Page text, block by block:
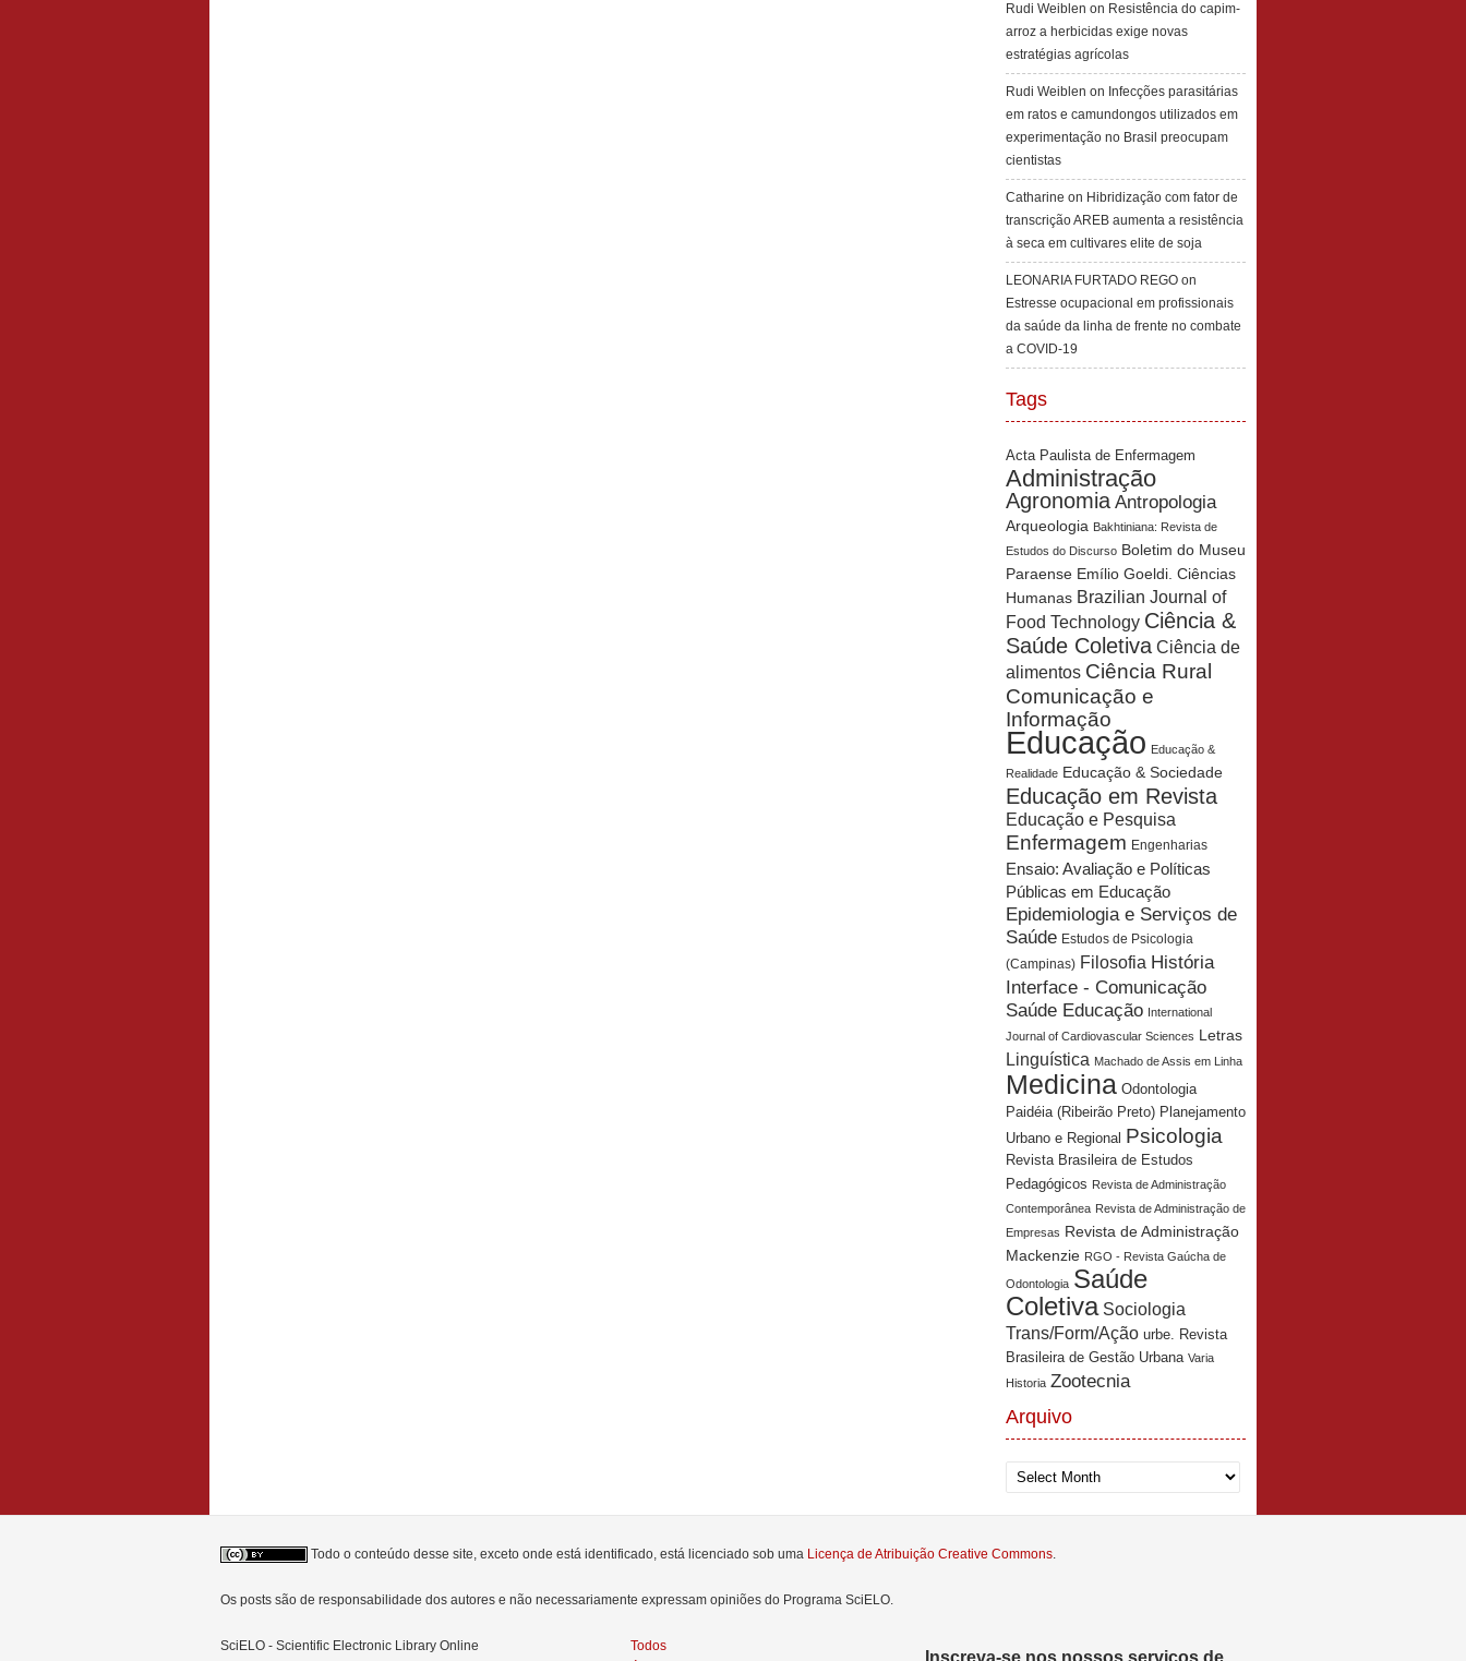
Rudi Weiblen on Resistência do capim-
arroz a herbicidas exige novas
estratégias agrícolas
Rudi Weiblen on Infecções parasitárias
em ratos e camundongos utilizados em
experimentação no Brasil preocupam
cientistas
Catharine on Hibridização com fator de
transcrição AREB aumenta a resistência
à seca em cultivares elite de soja
LEONARIA FURTADO REGO on
Estresse ocupacional em profissionais
da saúde da linha de frente no combate
a COVID-19
Tags
Acta Paulista de Enfermagem
Administração
Agronomia Antropologia
Arqueologia Bakhtiniana: Revista de
Estudos do Discurso Boletim do Museu
Paraense Emílio Goeldi. Ciências
Humanas Brazilian Journal of
Food Technology Ciência &
Saúde Coletiva Ciência de
alimentos Ciência Rural
Comunicação e
Informação
Educação Educação &
Realidade Educação & Sociedade
Educação em Revista
Educação e Pesquisa
Enfermagem Engenharias
Ensaio: Avaliação e Políticas
Públicas em Educação
Epidemiologia e Serviços de
Saúde Estudos de Psicologia
(Campinas) Filosofia História
Interface - Comunicação
Saúde Educação International
Journal of Cardiovascular Sciences Letras
Linguística Machado de Assis em Linha
Medicina Odontologia
Paidéia (Ribeirão Preto) Planejamento
Urbano e Regional Psicologia
Revista Brasileira de Estudos
Pedagógicos Revista de Administração
Contemporânea Revista de Administração de
Empresas Revista de Administração
Mackenzie RGO - Revista Gaúcha de
Odontologia Saúde
Coletiva Sociologia
Trans/Form/Ação urbe. Revista
Brasileira de Gestão Urbana Varia
Historia Zootecnia
Arquivo
Arquivo
Todo o conteúdo desse site, exceto onde está identificado, está licenciado sob uma Licença de Atribuição Creative Commons.
Os posts são de responsabilidade dos autores e não necessariamente expressam opiniões do Programa SciELO.
SciELO - Scientific Electronic Library Online Todos
Inscreva-se nos nossos serviços de